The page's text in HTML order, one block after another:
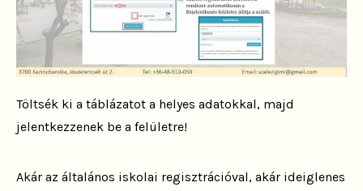
Töltsék ki a táblázatot a helyes adatokkal, majd
jelentkezzenek be a felületre!
Akár az általános iskolai regisztrációval, akár ideiglenes